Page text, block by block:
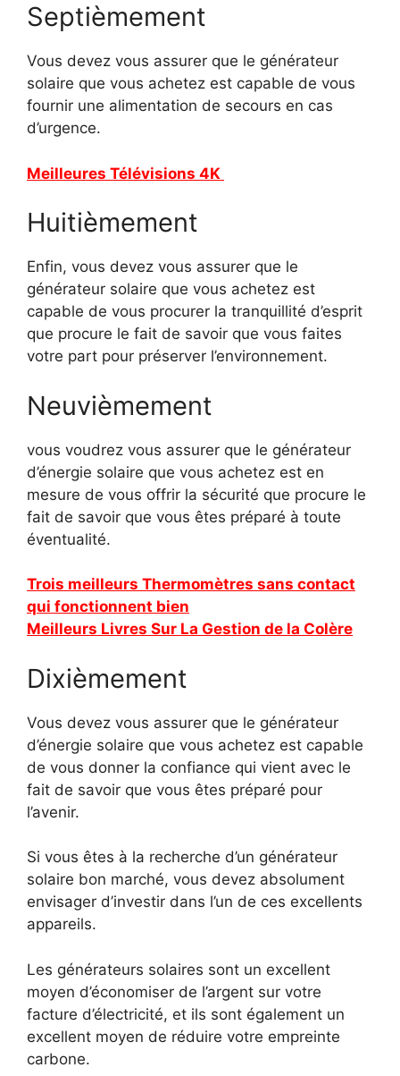
Septièmement
Vous devez vous assurer que le générateur
solaire que vous achetez est capable de vous
fournir une alimentation de secours en cas
d’urgence.
Meilleures Télévisions 4K
Huitièmement
Enfin, vous devez vous assurer que le
générateur solaire que vous achetez est
capable de vous procurer la tranquillité d’esprit
que procure le fait de savoir que vous faites
votre part pour préserver l’environnement.
Neuvièmement
vous voudrez vous assurer que le générateur
d’énergie solaire que vous achetez est en
mesure de vous offrir la sécurité que procure le
fait de savoir que vous êtes préparé à toute
éventualité.
Trois meilleurs Thermomètres sans contact
qui fonctionnent bien
Meilleurs Livres Sur La Gestion de la Colère
Dixièmement
Vous devez vous assurer que le générateur
d’énergie solaire que vous achetez est capable
de vous donner la confiance qui vient avec le
fait de savoir que vous êtes préparé pour
l’avenir.
Si vous êtes à la recherche d’un générateur
solaire bon marché, vous devez absolument
envisager d’investir dans l’un de ces excellents
appareils.
Les générateurs solaires sont un excellent
moyen d’économiser de l’argent sur votre
facture d’électricité, et ils sont également un
excellent moyen de réduire votre empreinte
carbone.